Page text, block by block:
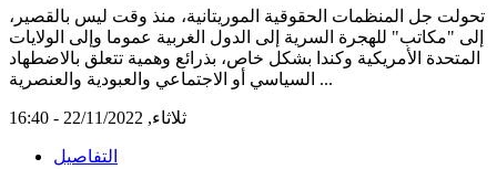
تحولت جل المنظمات الحقوقية الموريتانية، منذ وقت ليس بالقصير،
إلى "مكاتب" للهجرة السرية إلى الدول الغربية عموما وإلى الولايات
المتحدة الأمريكية وكندا بشكل خاص، بذرائع وهمية تتعلق بالاضطهاد
السياسي أو الاجتماعي والعبودية والعنصرية ...
ثلاثاء, 22/11/2022 - 16:40
التفاصيل